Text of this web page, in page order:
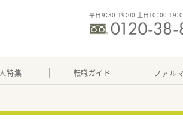
平日9：30-19：00 土日10：00-19：
特集 転職ガイド ファル